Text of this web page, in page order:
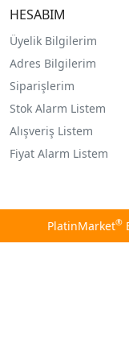
HESABIM
Üyelik Bilgilerim
Adres Bilgilerim
Siparişlerim
Stok Alarm Listem
Alışveriş Listem
Fiyat Alarm Listem
PlatinMarket®